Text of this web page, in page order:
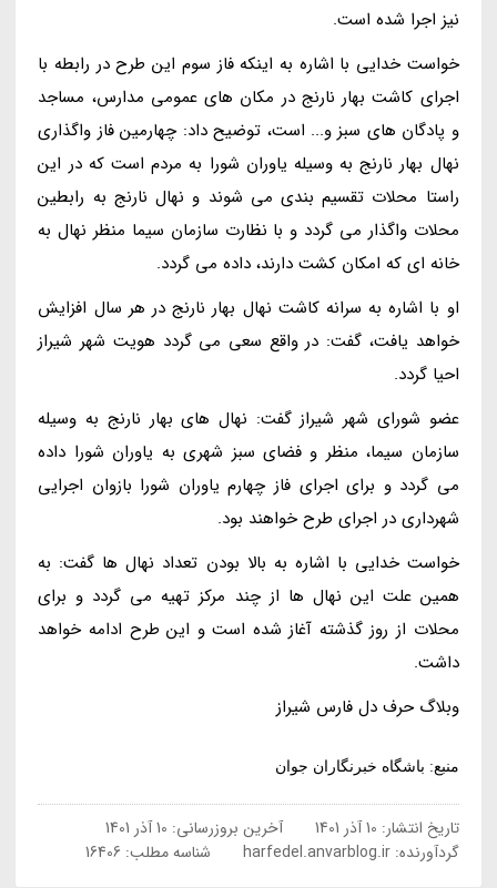
نیز اجرا شده است.
خواست خدایی با اشاره به اینکه فاز سوم این طرح در رابطه با
اجرای کاشت بهار نارنج در مکان های عمومی مدارس، مساجد
و پادگان های سبز و... است، توضیح داد: چهارمین فاز واگذاری
نهال بهار نارنج به وسیله یاوران شورا به مردم است که در این
راستا محلات تقسیم بندی می شوند و نهال نارنج به رابطین
محلات واگذار می گردد و با نظارت سازمان سیما منظر نهال به
خانه ای که امکان کشت دارند، داده می گردد.
او با اشاره به سرانه کاشت نهال بهار نارنج در هر سال افزایش
خواهد یافت، گفت: در واقع سعی می گردد هویت شهر شیراز
احیا گردد.
عضو شورای شهر شیراز گفت: نهال های بهار نارنج به وسیله
سازمان سیما، منظر و فضای سبز شهری به یاوران شورا داده
می گردد و برای اجرای فاز چهارم یاوران شورا بازوان اجرایی
شهرداری در اجرای طرح خواهند بود.
خواست خدایی با اشاره به بالا بودن تعداد نهال ها گفت: به
همین علت این نهال ها از چند مرکز تهیه می گردد و برای
محلات از روز گذشته آغاز شده است و این طرح ادامه خواهد
داشت.
وبلاگ حرف دل فارس شیراز
منبع: باشگاه خبرنگاران جوان
تاریخ انتشار: 10 آذر 1401 آخرین بروزرسانی: 10 آذر 1401
گردآورنده:harfedel.anvarblog.ir شناسه مطلب: 16406